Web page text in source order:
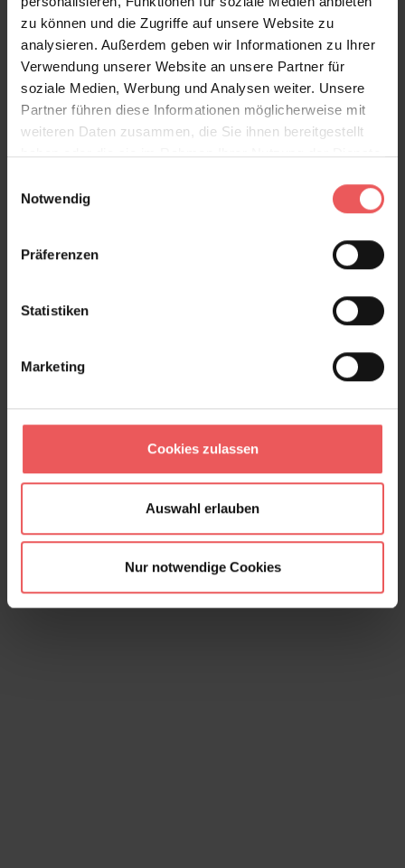
zu können und die Zugriffe auf unsere Website zu
analysieren. Außerdem geben wir Informationen zu Ihrer
Verwendung unserer Website an unsere Partner für
soziale Medien, Werbung und Analysen weiter. Unsere
Partner führen diese Informationen möglicherweise mit
weiteren Daten zusammen, die Sie ihnen bereitgestellt
haben oder die sie im Rahmen Ihrer Nutzung der Dienste
Notwendig
Präferenzen
Statistiken
Marketing
Cookies zulassen
Auswahl erlauben
Nur notwendige Cookies
Euphoria, col. 04